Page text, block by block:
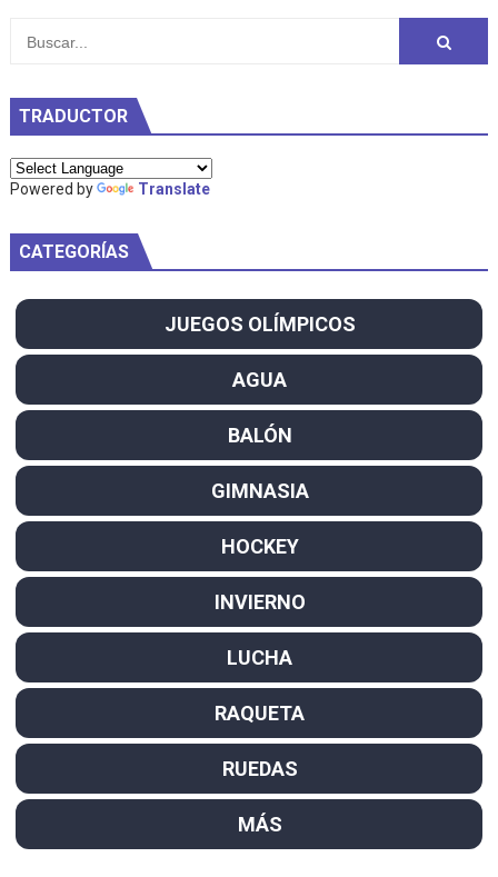
TRADUCTOR
Powered by Translate
CATEGORÍAS
JUEGOS OLÍMPICOS
AGUA
BALÓN
GIMNASIA
HOCKEY
INVIERNO
LUCHA
RAQUETA
RUEDAS
MÁS